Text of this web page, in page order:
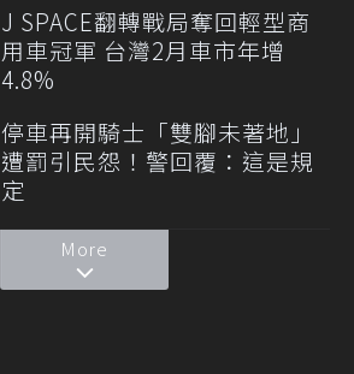
J SPACE翻轉戰局奪回輕型商
用車冠軍 台灣2月車市年增
4.8%
停車再開騎士「雙腳未著地」
遭罰引民怨！警回覆：這是規
定
More